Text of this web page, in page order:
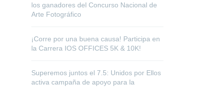
los ganadores del Concurso Nacional de
Arte Fotográfico
¡Corre por una buena causa! Participa en
la Carrera IOS OFFICES 5K & 10K!
Superemos juntos el 7.5: Unidos por Ellos
activa campaña de apoyo para la